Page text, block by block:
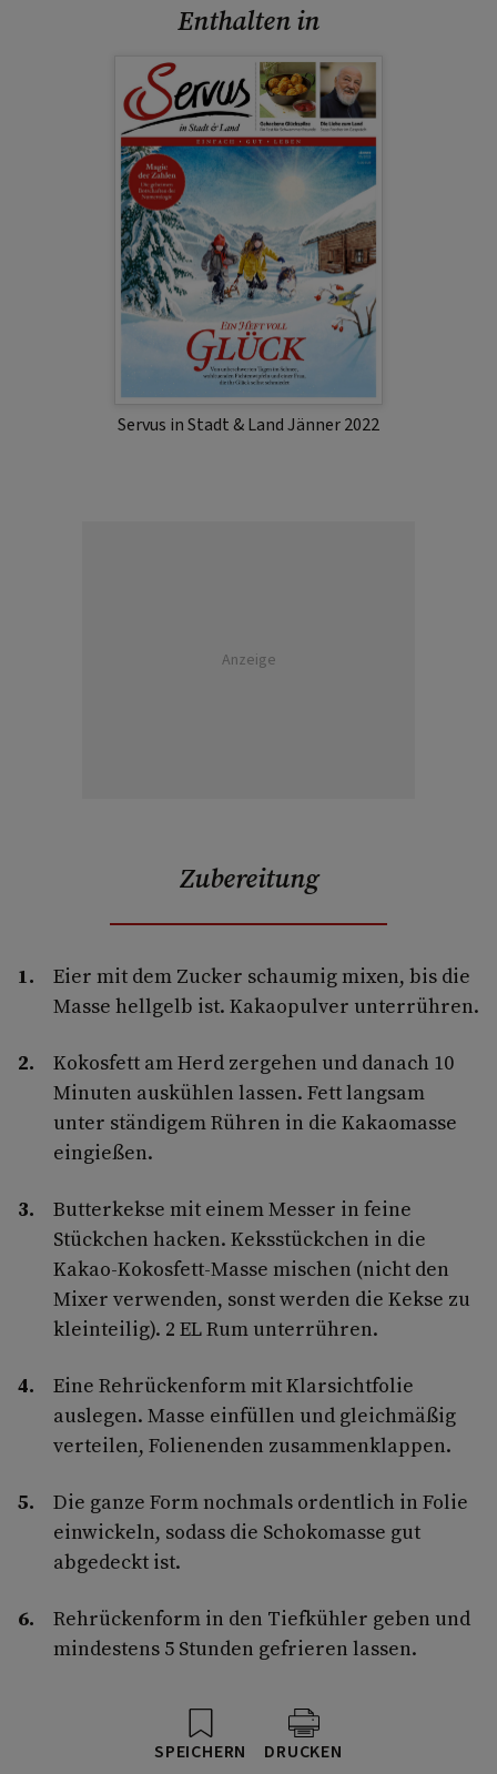
Enthalten in
Servus in Stadt & Land Jänner 2022
Anzeige
Zubereitung
Eier mit dem Zucker schaumig mixen, bis die
Masse hellgelb ist. Kakaopulver unterrühren.
Kokosfett am Herd zergehen und danach 10
Minuten auskühlen lassen. Fett langsam
unter ständigem Rühren in die Kakaomasse
eingießen.
Butterkekse mit einem Messer in feine
Stückchen hacken. Keksstückchen in die
Kakao-Kokosfett-Masse mischen (nicht den
Mixer verwenden, sonst werden die Kekse zu
kleinteilig). 2 EL Rum unterrühren.
Eine Rehrückenform mit Klarsichtfolie
auslegen. Masse einfüllen und gleichmäßig
verteilen, Folienenden zusammenklappen.
Die ganze Form nochmals ordentlich in Folie
einwickeln, sodass die Schokomasse gut
abgedeckt ist.
Rehrückenform in den Tiefkühler geben und
mindestens 5 Stunden gefrieren lassen.
SPEICHERN DRUCKEN